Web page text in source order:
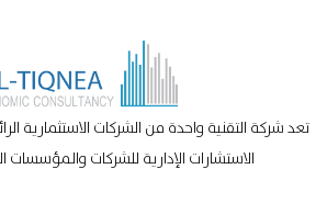
تعد شركة التقنية واحدة من الشركات الاستثمارية
الاستشارات الإدارية للشركات والمؤسسات